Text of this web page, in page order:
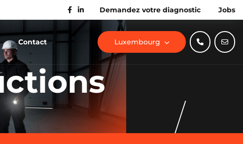
Demandez votre diagnostic Jobs
Contact Luxembourg